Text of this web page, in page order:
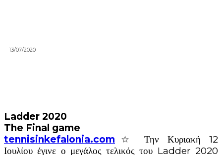
13/07/2020
Ladder 2020
The Final game
tennisinkefalonia.com ☆ Την Κυριακή 12
Ιουλίου έγινε ο μεγάλος τελικός του Ladder 2020